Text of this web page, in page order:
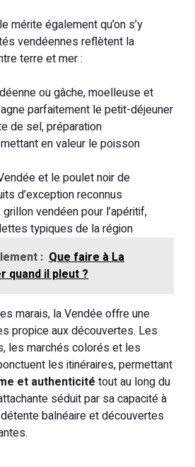
mérite également qu’on s’y
vendéennes reflètent la
terre et mer :
ou gâche, moelleuse et
parfaitement le petit-déjeuner
de sel, préparation
en valeur le poisson
et le poulet noir de
d’exception reconnus
vendéen pour l’apéritif,
typiques de la région
: Que faire à La
quand il pleut ?
marais, la Vendée offre une
propice aux découvertes. Les
les marchés colorés et les
les itinéraires, permettant
et authenticité tout au long du
séduit par sa capacité à
balnéaire et découvertes